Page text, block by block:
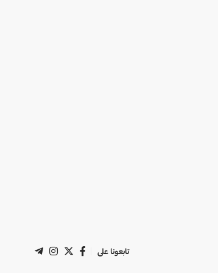
تابعونا على